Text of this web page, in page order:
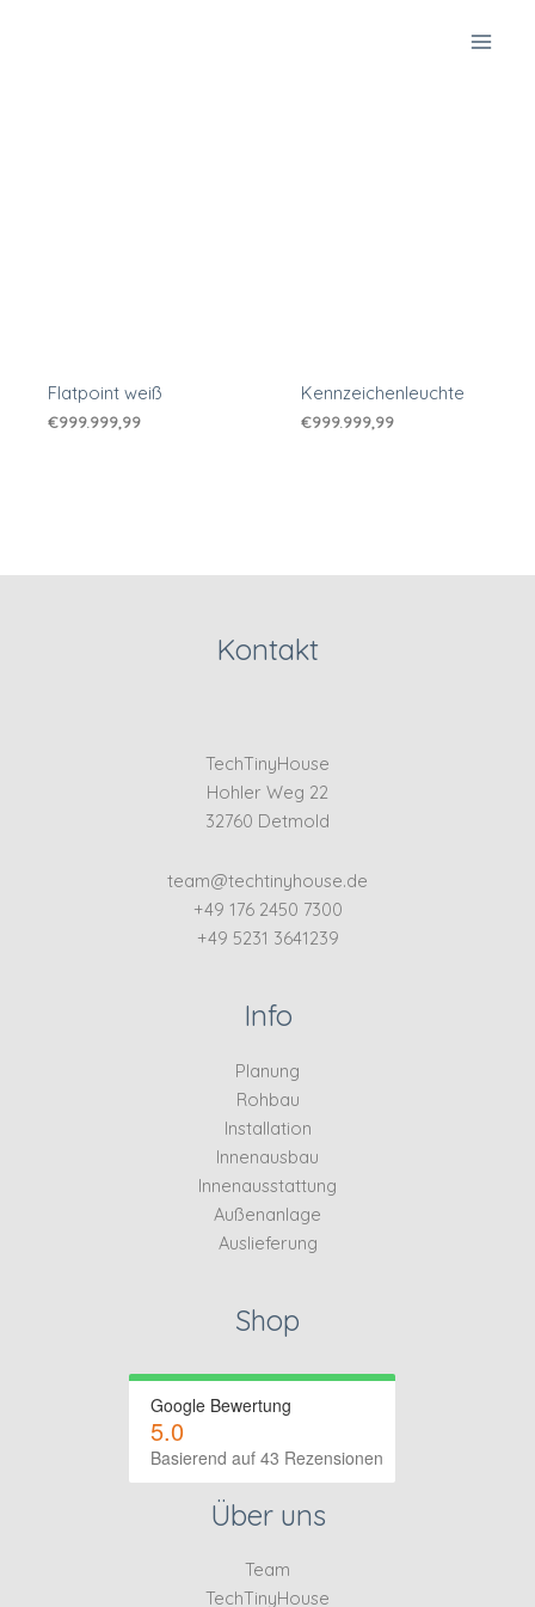
Flatpoint weiß
€999.999,99
Kennzeichenleuchte
€999.999,99
Kontakt
TechTinyHouse
Hohler Weg 22
32760 Detmold
team@techtinyhouse.de
+49 176 2450 7300
+49 5231 3641239
Info
Planung
Rohbau
Installation
Innenausbau
Innenausstattung
Außenanlage
Auslieferung
Shop
Google Bewertung
5.0
Basierend auf 43 Rezensionen
Über uns
Team
TechTinyHouse